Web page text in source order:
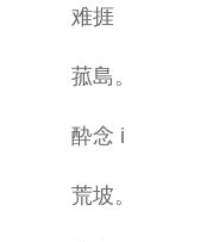
难捱
菰島。
酔念 i
荒坡。